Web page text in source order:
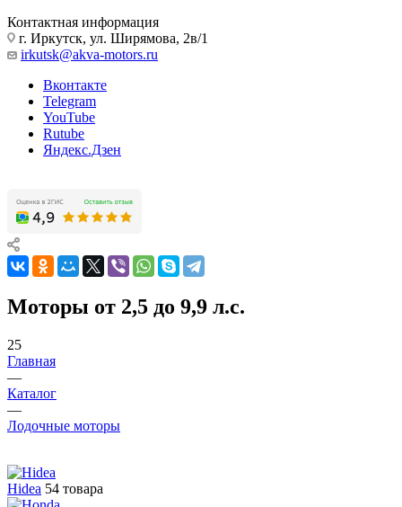
Контактная информация
г. Иркутск, ул. Ширямова, 2в/1
irkutsk@akva-motors.ru
Вконтакте
Telegram
YouTube
Rutube
Яндекс.Дзен
Моторы от 2,5 до 9,9 л.с.
25
Главная
—
Каталог
—
Лодочные моторы
Hidea 54 товара